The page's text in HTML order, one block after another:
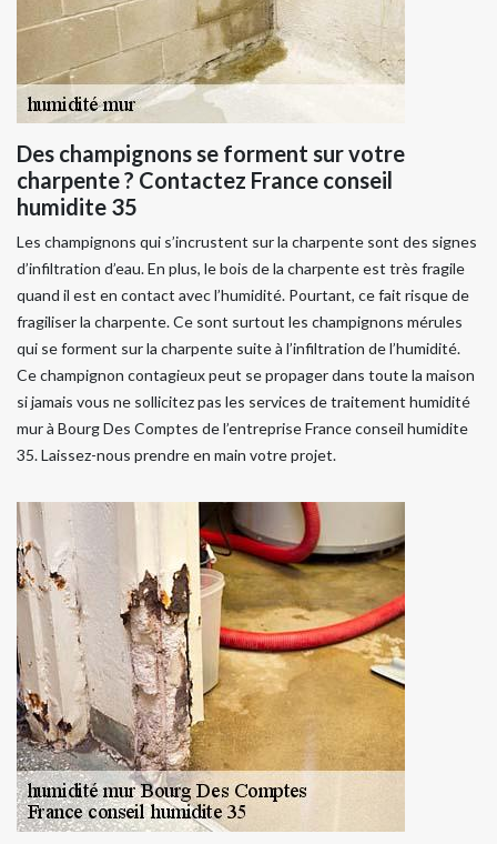
Des champignons se forment sur votre
charpente ? Contactez France conseil
humidite 35
Les champignons qui s’incrustent sur la charpente sont des signes
d’infiltration d’eau. En plus, le bois de la charpente est très fragile
quand il est en contact avec l’humidité. Pourtant, ce fait risque de
fragiliser la charpente. Ce sont surtout les champignons mérules
qui se forment sur la charpente suite à l’infiltration de l’humidité.
Ce champignon contagieux peut se propager dans toute la maison
si jamais vous ne sollicitez pas les services de traitement humidité
mur à Bourg Des Comptes de l’entreprise France conseil humidite
35. Laissez-nous prendre en main votre projet.